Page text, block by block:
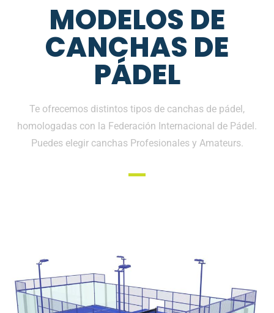
MODELOS DE
CANCHAS DE
PÁDEL
Te ofrecemos distintos tipos de canchas de pádel,
homologadas con la Federación Internacional de Pádel.
Puedes elegir canchas Profesionales y Amateurs.